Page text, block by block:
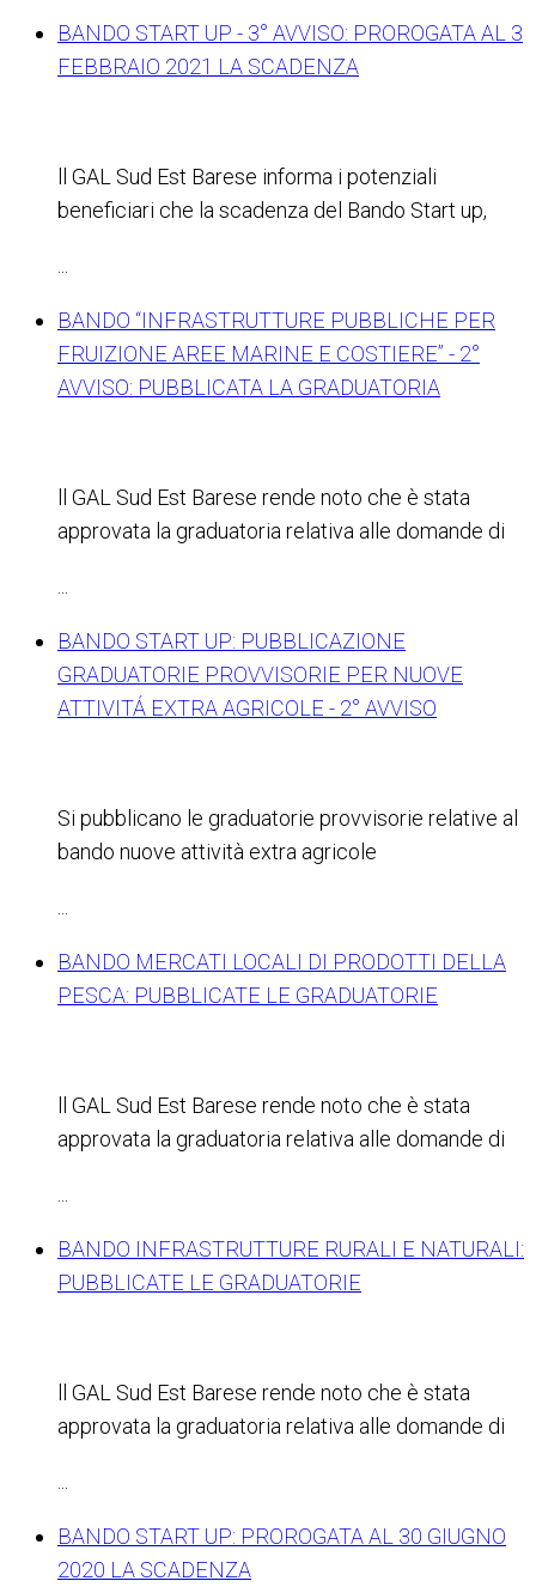
BANDO START UP - 3° AVVISO: PROROGATA AL 3
FEBBRAIO 2021 LA SCADENZA
ll GAL Sud Est Barese informa i potenziali
beneficiari che la scadenza del Bando Start up,
BANDO “INFRASTRUTTURE PUBBLICHE PER
FRUIZIONE AREE MARINE E COSTIERE” - 2°
AVVISO: PUBBLICATA LA GRADUATORIA
ll GAL Sud Est Barese rende noto che è stata
approvata la graduatoria relativa alle domande di
BANDO START UP: PUBBLICAZIONE
GRADUATORIE PROVVISORIE PER NUOVE
ATTIVITÁ EXTRA AGRICOLE - 2° AVVISO
Si pubblicano le graduatorie provvisorie relative al
bando nuove attività extra agricole
BANDO MERCATI LOCALI DI PRODOTTI DELLA
PESCA: PUBBLICATE LE GRADUATORIE
ll GAL Sud Est Barese rende noto che è stata
approvata la graduatoria relativa alle domande di
BANDO INFRASTRUTTURE RURALI E NATURALI:
PUBBLICATE LE GRADUATORIE
ll GAL Sud Est Barese rende noto che è stata
approvata la graduatoria relativa alle domande di
BANDO START UP: PROROGATA AL 30 GIUGNO
2020 LA SCADENZA